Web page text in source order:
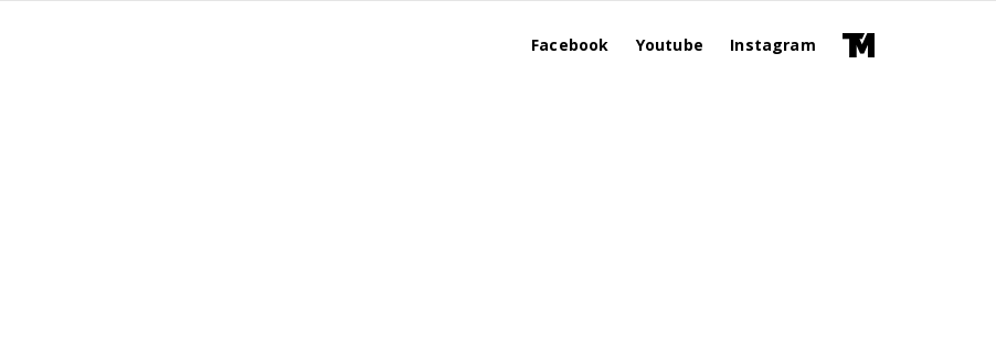
Facebook Youtube Instagram